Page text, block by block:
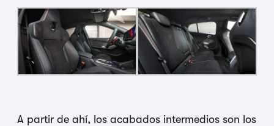
A partir de ahí, los acabados intermedios son los